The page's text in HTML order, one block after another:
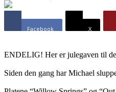
Facebook X
ENDELIG! Her er julegaven til
Siden den gang har Michael